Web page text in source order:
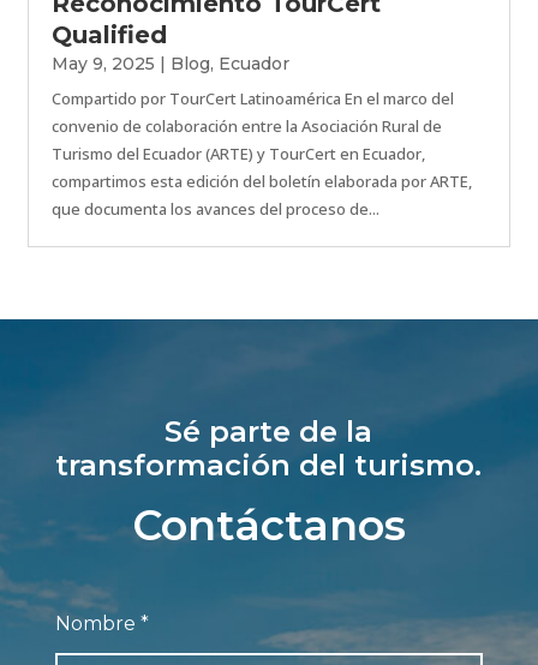
Qualified
May 9, 2025 | Blog, Ecuador
Compartido por TourCert Latinoamérica En el marco del
convenio de colaboración entre la Asociación Rural de
Turismo del Ecuador (ARTE) y TourCert en Ecuador,
compartimos esta edición del boletín elaborada por ARTE,
que documenta los avances del proceso de...
Sé parte de la
transformación del turismo.
Contáctanos
Nombre *